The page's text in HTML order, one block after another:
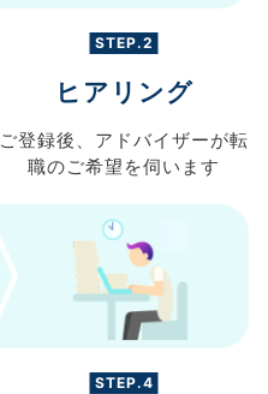
STEP.2
ヒアリング
ご登録後、 アドバイザーが転
職のご希望を伺います
STEP.4